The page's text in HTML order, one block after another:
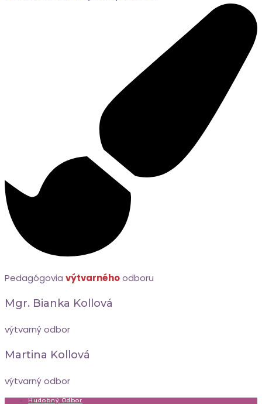
Pedagógovia výtvarnéhoodboru
Mgr. Bianka Kollová
výtvarný odbor
Martina Kollová
výtvarný odbor
Hudobný Odbor